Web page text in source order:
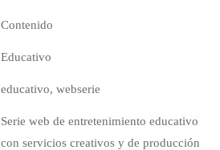
Contenido
Educativo
educativo, webserie
Serie web de entretenimiento educativo
con servicios creativos y de producción